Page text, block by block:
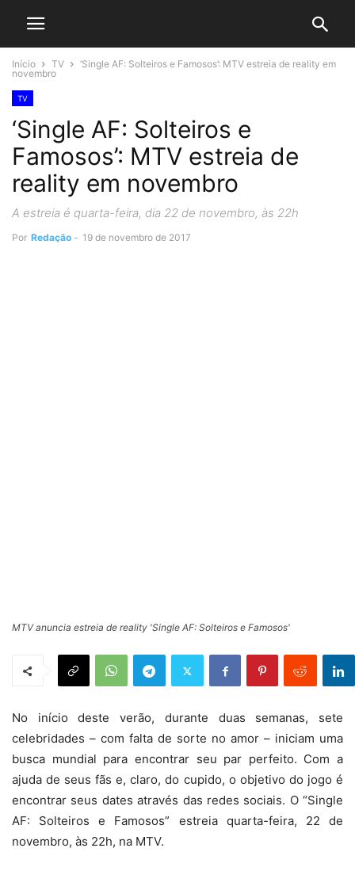
Início TV
‘Single AF: Solteiros e Famosos’: MTV estreia de reality em
novembro
TV
‘Single AF: Solteiros e
Famosos’: MTV estreia de
reality em novembro
A estreia é quarta-feira, dia 22 de novembro, às 22h
Por Redação - 19 de novembro de 2017
MTV anuncia estreia de reality 'Single AF: Solteiros e Famosos'
No início deste verão, durante duas semanas, sete
celebridades – com falta de sorte no amor – iniciam uma
busca mundial para encontrar seu par perfeito. Com a
ajuda de seus fãs e, claro, do cupido, o objetivo do jogo é
encontrar seus dates através das redes sociais. O “Single
AF: Solteiros e Famosos” estreia quarta-feira, 22 de
novembro, às 22h, na MTV.